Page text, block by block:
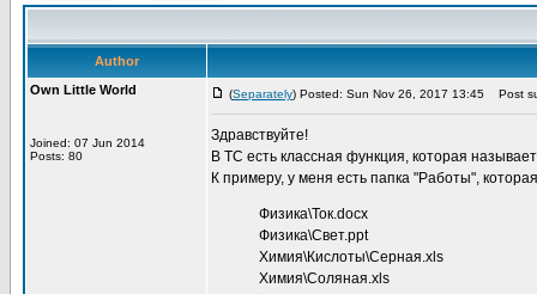
Author
Own Little World
Joined: 07 Jun 2014
Posts: 80
(Separately) Posted: Sun Nov 26, 2017 13:45 Post
Здравствуйте!
В TC есть классная функция, которая
К примеру, у меня есть папка "Работы",
Физика\Ток.docx
Физика\Свет.ppt
Химия\Кислоты\Серная.xls
Химия\Соляная.xls